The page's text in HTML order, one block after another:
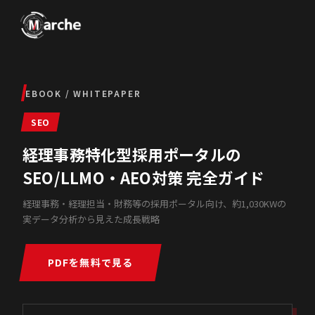
EBOOK / WHITEPAPER
SEO
経理事務特化型採用ポータルの
SEO/LLMO・AEO対策 完全ガイド
経理事務・経理担当・財務等の採用ポータル向け、約1,030KWの
実データ分析から見えた成長戦略
PDFを無料で見る